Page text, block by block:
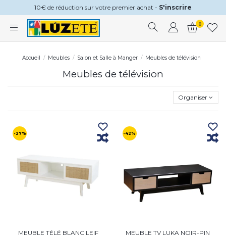
10€ de réduction sur votre premier achat - S'inscrire
0
Accueil Meubles Salon et Salle à Manger Meubles de télévision
Meubles de télévision
Organiser
-27%
MEUBLE TÉLÉ BLANC LEIF
-42%
MEUBLE TV LUKA NOIR-PIN